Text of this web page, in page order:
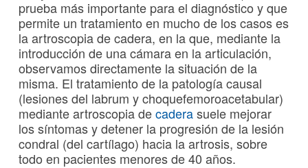
prueba más importante para el diagnóstico y que
permite un tratamiento en mucho de los casos es
la artroscopia de cadera, en la que, mediante la
introducción de una cámara en la articulación,
observamos directamente la situación de la
misma. El tratamiento de la patología causal
(lesiones del labrum y choquefemoroacetabular)
mediante artroscopia decaderasuele mejorar
los síntomas y detener la progresión de la lesión
condral (del cartílago) hacia la artrosis, sobre
todo en pacientes menores de 40 años.